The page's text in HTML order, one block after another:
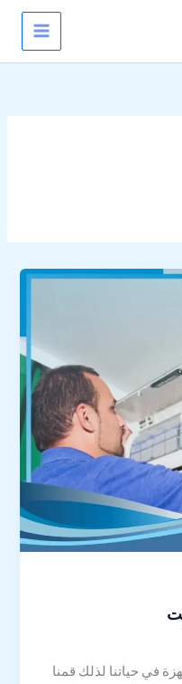
في حياتنا لذلك قمنا